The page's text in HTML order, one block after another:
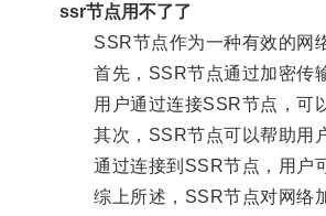
ssr节点用不了了
SSR节点作为一种有效的网络
首先，SSR节点通过加密传输
用户通过连接SSR节点，可以
其次，SSR节点可以帮助用户
通过连接到SSR节点，用户可
综上所述，SSR节点对网络加